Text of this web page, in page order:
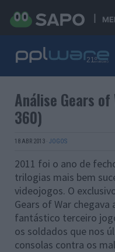
Análise Gears
360)
18 ABR 2013 · JOGOS
2011 foi o ano de
trilogias mais bem
videojogos. O
Gears of War
fantástico terceiro
os soldados que nos
consolas contra os